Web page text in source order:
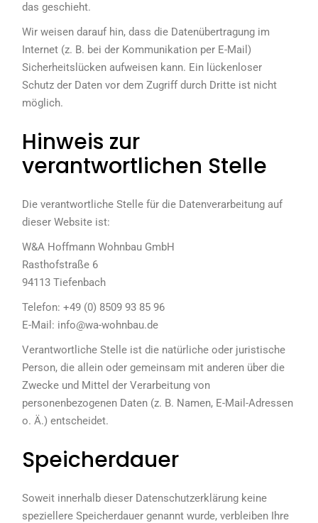
das geschieht.
Wir weisen darauf hin, dass die Datenübertragung im
Internet (z. B. bei der Kommunikation per E-Mail)
Sicherheitslücken aufweisen kann. Ein lückenloser
Schutz der Daten vor dem Zugriff durch Dritte ist nicht
möglich.
Hinweis zur
verantwortlichen Stelle
Die verantwortliche Stelle für die Datenverarbeitung auf
dieser Website ist:
W&A Hoffmann Wohnbau GmbH
Rasthofstraße 6
94113 Tiefenbach
Telefon: +49 (0) 8509 93 85 96
E-Mail: info@wa-wohnbau.de
Verantwortliche Stelle ist die natürliche oder juristische
Person, die allein oder gemeinsam mit anderen über die
Zwecke und Mittel der Verarbeitung von
personenbezogenen Daten (z. B. Namen, E-Mail-Adressen
o. Ä.) entscheidet.
Speicherdauer
Soweit innerhalb dieser Datenschutzerklärung keine
speziellere Speicherdauer genannt wurde, verbleiben Ihre